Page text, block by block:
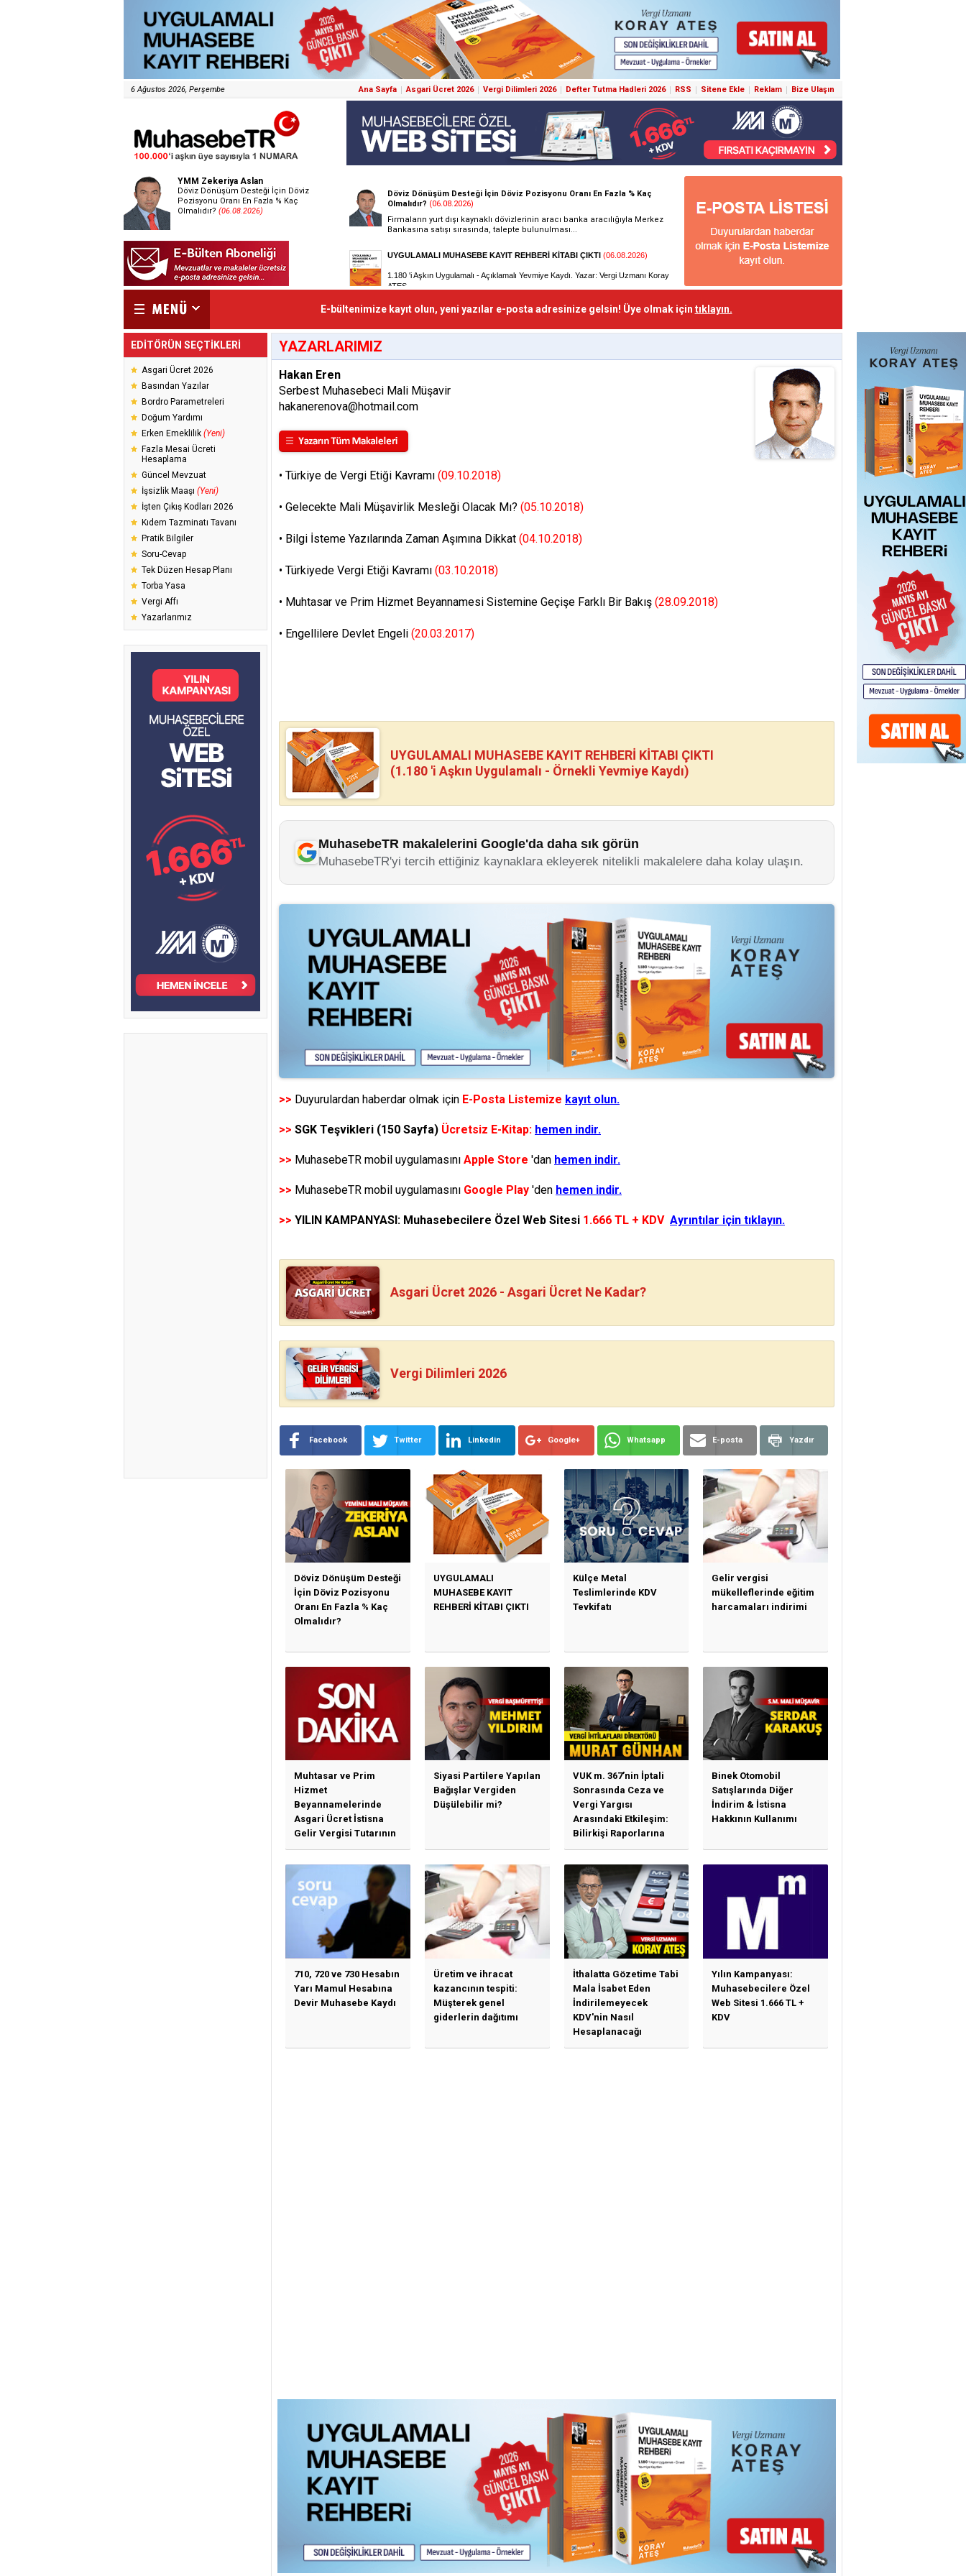
6 Ağustos 2026, Perşembe Ana Sayfa Asgari Ücret 2026 Vergi Dilimleri 2026 Defter Tutma Hadleri 2026 RSS Sitene Ekle Reklam Bize Ulaşın
YMM Zekeriya Aslan
Döviz Dönüşüm Desteği İçin Döviz
Pozisyonu Oranı En Fazla % Kaç
Olmalıdır? (06.08.2026)
E-bültenimize kayıt olun, yeni yazılar e-posta adresinize gelsin! Üye olmak için tıklayın.
EDİTÖRÜN SEÇTİKLERİ
Asgari Ücret 2026
Basından Yazılar
Bordro Parametreleri
Doğum Yardımı
Erken Emeklilik (Yeni)
Fazla Mesai Ücreti
Hesaplama
Güncel Mevzuat
İşsizlik Maaşı (Yeni)
İşten Çıkış Kodları 2026
Kıdem Tazminatı Tavanı
Pratik Bilgiler
Soru-Cevap
Tek Düzen Hesap Planı
Torba Yasa
Vergi Affı
Yazarlarımız
YAZARLARIMIZ
Hakan Eren
Serbest Muhasebeci Mali Müşavir
hakanerenova@hotmail.com
• Türkiye de Vergi Etiği Kavramı (09.10.2018)
• Gelecekte Mali Müşavirlik Mesleği Olacak Mı? (05.10.2018)
• Bilgi İsteme Yazılarında Zaman Aşımına Dikkat (04.10.2018)
• Türkiyede Vergi Etiği Kavramı (03.10.2018)
• Muhtasar ve Prim Hizmet Beyannamesi Sistemine Geçişe Farklı Bir Bakış (28.09.2018)
• Engellilere Devlet Engeli (20.03.2017)
UYGULAMALI MUHASEBE KAYIT REHBERİ KİTABI ÇIKTI
(1.180 'i Aşkın Uygulamalı - Örnekli Yevmiye Kaydı)
MuhasebeTR makalelerini Google'da daha sık görün
MuhasebeTR'yi tercih ettiğiniz kaynaklara ekleyerek nitelikli makalelere daha kolay ulaşın.
>> Duyurulardan haberdar olmak için E-Posta Listemize kayıt olun.
>> SGK Teşvikleri (150 Sayfa) Ücretsiz E-Kitap: hemen indir.
>> MuhasebeTR mobil uygulamasını Apple Store 'dan hemen indir.
>> MuhasebeTR mobil uygulamasını Google Play 'den hemen indir.
>> YILIN KAMPANYASI: Muhasebecilere Özel Web Sitesi 1.666 TL + KDV Ayrıntılar için tıklayın.
Asgari Ücret 2026 - Asgari Ücret Ne Kadar?
Vergi Dilimleri 2026
Facebook Twitter Linkedin Google+ Whatsapp E-posta Yazdır
Döviz Dönüşüm Desteği
İçin Döviz Pozisyonu
Oranı En Fazla % Kaç
Olmalıdır?
UYGULAMALI
MUHASEBE KAYIT
REHBERİ KİTABI ÇIKTI
Külçe Metal
Teslimlerinde KDV
Tevkifatı
Gelir vergisi
mükelleflerinde eğitim
harcamaları indirimi
Muhtasar ve Prim
Hizmet
Beyannamelerinde
Asgari Ücret İstisna
Gelir Vergisi Tutarının
Güncellenmesine
İlişkin Duyuru
Siyasi Partilere Yapılan
Bağışlar Vergiden
Düşülebilir mi?
VUK m. 367’nin İptali
Sonrasında Ceza ve
Vergi Yargısı
Arasındaki Etkileşim:
Bilirkişi Raporlarına
Bağımlılık, İhtisas
Mahkemeleri ve
Yargı...
Binek Otomobil
Satışlarında Diğer
İndirim & İstisna
Hakkının Kullanımı
710, 720 ve 730 Hesabın
Yarı Mamul Hesabına
Devir Muhasebe Kaydı
Üretim ve ihracat
kazancının tespiti:
Müşterek genel
giderlerin dağıtımı
İthalatta Gözetime Tabi
Mala İsabet Eden
İndirilemeyecek
KDV'nin Nasıl
Hesaplanacağı
Yılın Kampanyası:
Muhasebecilere Özel
Web Sitesi 1.666 TL +
KDV